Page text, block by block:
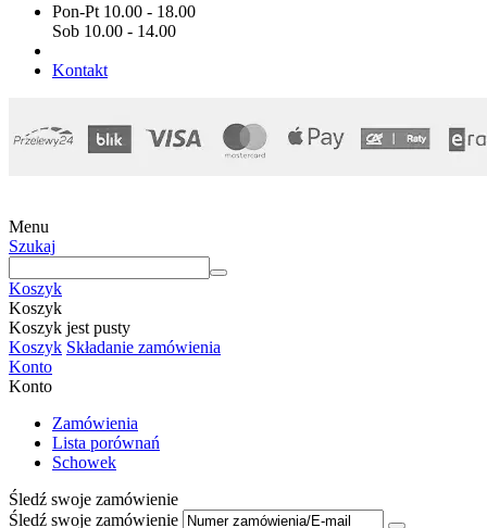
Pon-Pt 10.00 - 18.00
Sob 10.00 - 14.00
Kontakt
Menu
Szukaj
Koszyk
Koszyk
Koszyk jest pusty
Koszyk Składanie zamówienia
Konto
Konto
Zamówienia
Lista porównań
Schowek
Śledź swoje zamówienie
Śledź swoje zamówienie